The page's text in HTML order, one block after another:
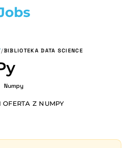
/BIBLIOTEKA DATA SCIENCE
Numpy
OFERTA Z NUMPY